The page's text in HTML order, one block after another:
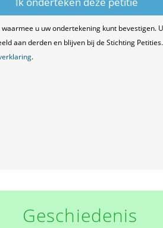
u uw ondertekening kunt bevestigen.
aan derden en blijven bij de Stichting
.
Geschiedenis